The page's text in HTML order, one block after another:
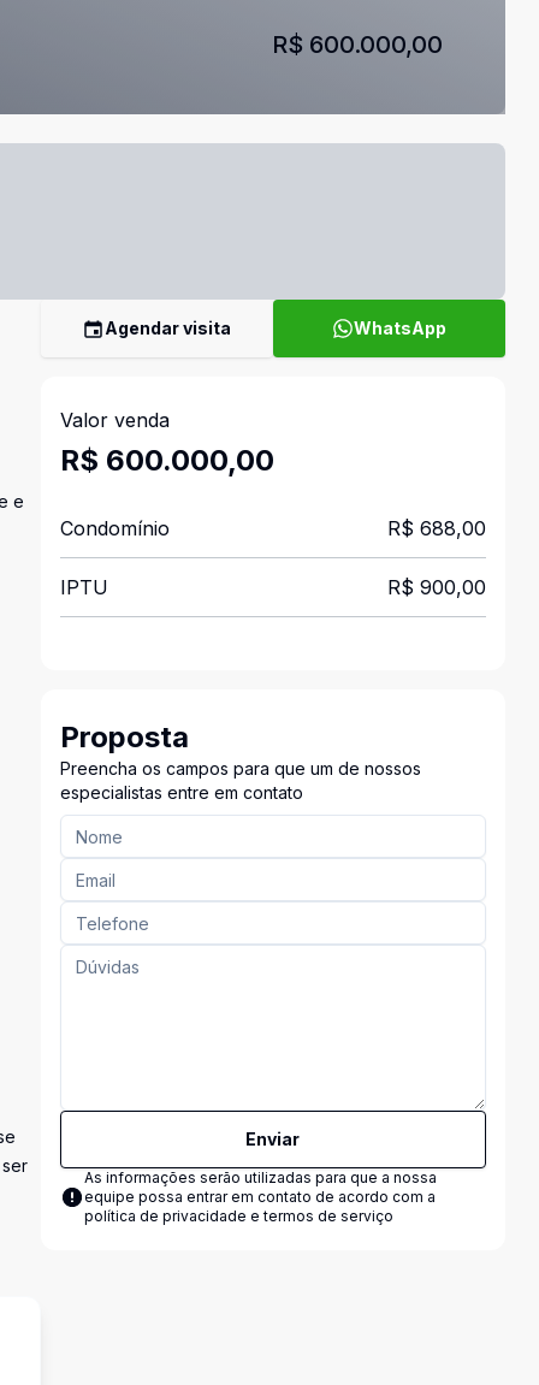
R$ 600.000,00
e
Agendar visita WhatsApp
Valor venda
R$ 600.000,00
Condomínio R$ 688,00
IPTU R$ 900,00
Proposta
Preencha os campos para que um de nossos
especialistas entre em contato
Enviar
As informações serão utilizadas para que a nossa
equipe possa entrar em contato de acordo com a
política de privacidade e termos de serviço